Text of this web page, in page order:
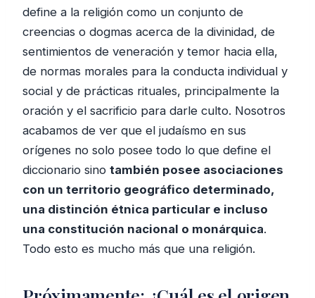
define a la religión como un conjunto de
creencias o dogmas acerca de la divinidad, de
sentimientos de veneración y temor hacia ella,
de normas morales para la conducta individual y
social y de prácticas rituales, principalmente la
oración y el sacrificio para darle culto. Nosotros
acabamos de ver que el judaísmo en sus
orígenes no solo posee todo lo que define el
diccionario sino también posee asociaciones
con un territorio geográfico determinado,
una distinción étnica particular e incluso
una constitución nacional o monárquica.
Todo esto es mucho más que una religión.